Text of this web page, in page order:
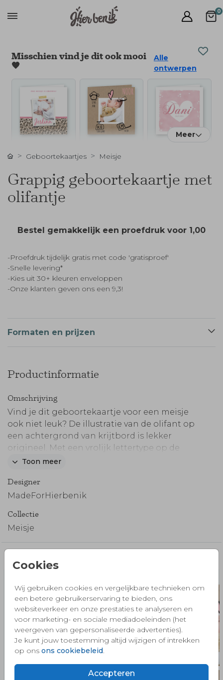
0
Cookies
Wij gebruiken cookies en vergelijkbare technieken om
een betere gebruikerservaring te bieden, ons
websiteverkeer en onze prestaties te analyseren en
voor marketing- en sociale mediadoeleinden (het
weergeven van gepersonaliseerde advertenties).
Je kunt jouw toestemming altijd wijzigen of intrekken
op ons ons cookiebeleid
Accepteren
Misschien vind je dit ook mooi
🧡
Alle
ontwerpen
Meer
Geboortekaartjes Meisje
Grappig geboortekaartje met
olifantje
Bestel gemakkelijk een proefdruk voor 1,00
-Proefdruk tijdelijk gratis met code 'gratisproef'
-Snelle levering*
-Kies uit 30+ kleuren enveloppen
-Onze klanten geven ons een 9,3!
Formaten en prijzen
Productinformatie
Omschrijving
Vind je dit geboortekaartje voor een meisje
ook niet leuk? De illustratie van de olifant op
een achtergrond van krijtbord is lekker
origineel. Met een vrolijk lettertype op de
hippe enkele geboortekaart.
Toon meer
Designer
MadeForHierbenik
Collectie
Meisje
Misschien vind je dit ook mooi 🧡